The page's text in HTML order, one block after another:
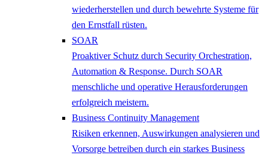
wiederherstellen und durch bewehrte Systeme für
den Ernstfall rüsten.
SOAR
Proaktiver Schutz durch Security Orchestration,
Automation & Response. Durch SOAR
menschliche und operative Herausforderungen
erfolgreich meistern.
Business Continuity Management
Risiken erkennen, Auswirkungen analysieren und
Vorsorge betreiben durch ein starkes Business